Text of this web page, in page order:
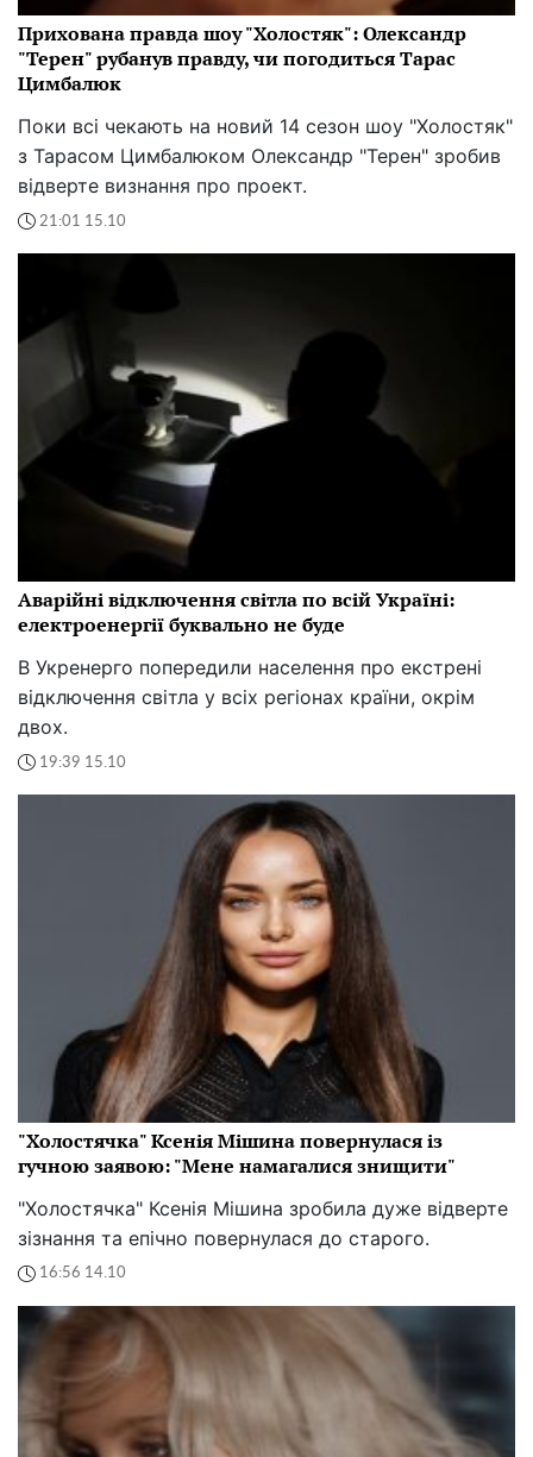
Прихована правда шоу "Холостяк": Олександр
"Терен" рубанув правду, чи погодиться Тарас
Цимбалюк
Поки всі чекають на новий 14 сезон шоу "Холостяк"
з Тарасом Цимбалюком Олександр "Терен" зробив
відверте визнання про проект.
21:01 15.10
Аварійні відключення світла по всій Україні:
електроенергії буквально не буде
В Укренерго попередили населення про екстрені
відключення світла у всіх регіонах країни, окрім
двох.
19:39 15.10
"Холостячка" Ксенія Мішина повернулася із
гучною заявою: "Мене намагалися знищити"
"Холостячка" Ксенія Мішина зробила дуже відверте
зізнання та епічно повернулася до старого.
16:56 14.10